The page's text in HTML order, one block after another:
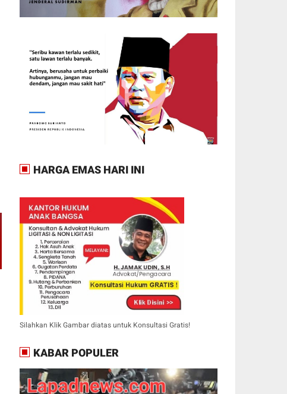
HARGA EMAS HARI INI
Silahkan Klik Gambar diatas untuk Konsultasi Gratis!
KABAR POPULER